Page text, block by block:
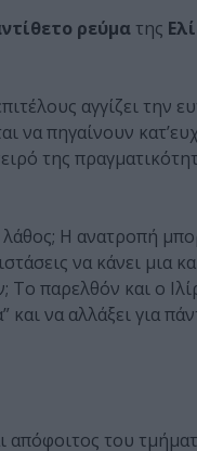
ρεύμα της
αγγίζει την
να πηγαίνουν
της
Η ανατροπή
να κάνει μια
παρελθόν και ο
και να αλλάξει για
απόφοιτος του